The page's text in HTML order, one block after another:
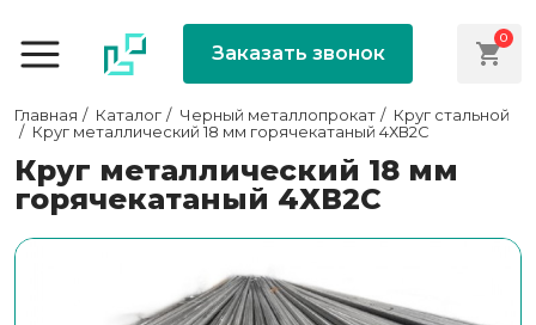
Заказать звонок
0
Главная Каталог Черный металлопрокат
Круг стальной
Круг металлический 18 мм горячекатаный 4ХВ2С
Круг металлический 18 мм
горячекатаный 4ХВ2С